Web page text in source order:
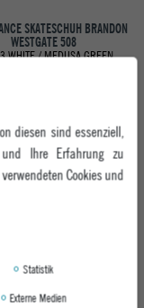
SKATESCHUH BRANDON
WESTGATE 508
WHITE / MEDUSA GREEN
diesen sind essenziell,
Ihre Erfahrung zu
Cookies und
Statistik
Externe Medien